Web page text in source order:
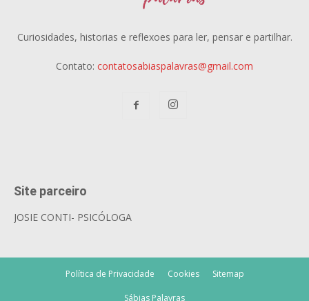
Curiosidades, historias e reflexoes para ler, pensar e partilhar.
Contato: contatosabiaspalavras@gmail.com
Site parceiro
JOSIE CONTI- PSICÓLOGA
Política de Privacidade Cookies Sitemap
Sábias Palavras